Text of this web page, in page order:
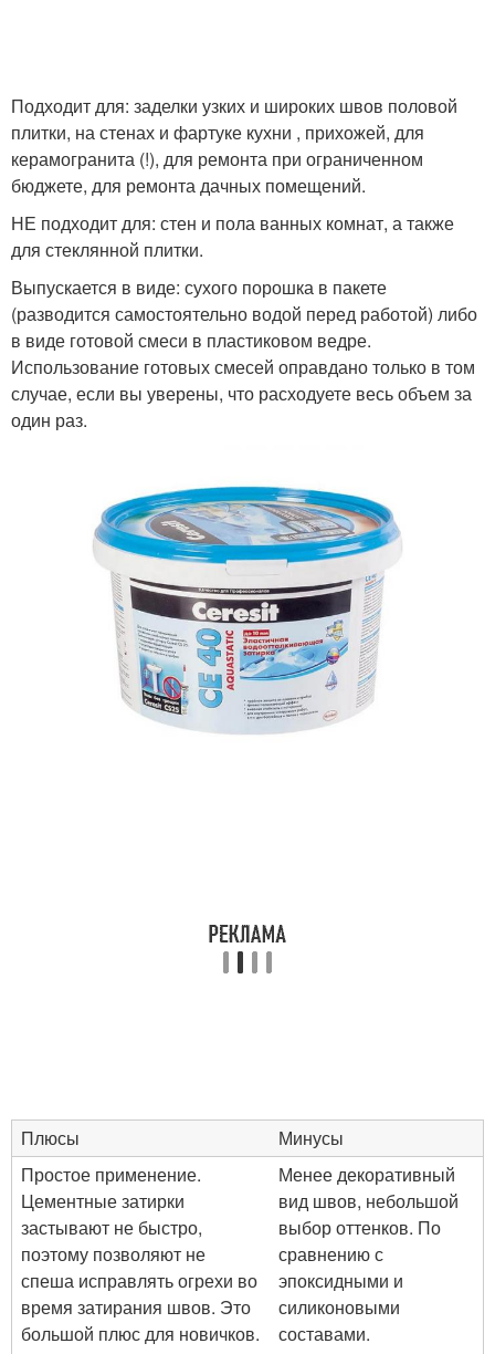
Подходит для: заделки узких и широких швов половой
плитки, на стенах и фартуке кухни , прихожей, для
керамогранита (!), для ремонта при ограниченном
бюджете, для ремонта дачных помещений.
НЕ подходит для: стен и пола ванных комнат, а также
для стеклянной плитки.
Выпускается в виде: сухого порошка в пакете
(разводится самостоятельно водой перед работой) либо
в виде готовой смеси в пластиковом ведре.
Использование готовых смесей оправдано только в том
случае, если вы уверены, что расходуете весь объем за
один раз.
Плюсы
Минусы
Простое применение.
Цементные затирки
застывают не быстро,
поэтому позволяют не
спеша исправлять огрехи во
время затирания швов. Это
большой плюс для новичков.
Менее декоративный
вид швов, небольшой
выбор оттенков. По
сравнению с
эпоксидными и
силиконовыми
составами.